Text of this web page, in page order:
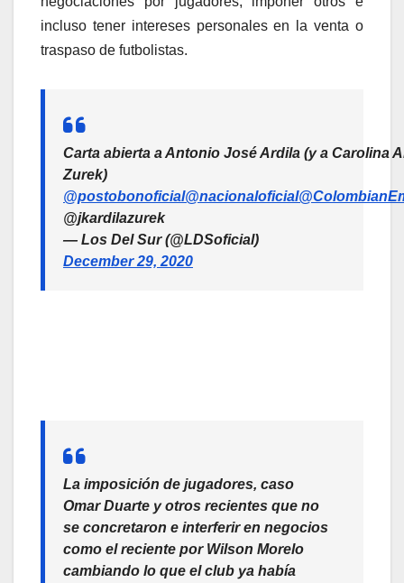
incluso tener intereses personales en la venta o
traspaso de futbolistas.
Carta abierta a Antonio José Ardila (y a Carolina
Zurek)
@postobonoficial@nacionaloficial
@jkardilazurek
— Los Del Sur (@LDSoficial)
December 29, 2020
La imposición de jugadores, caso
Omar Duarte y otros recientes que no
se concretaron e interferir en negocios
como el reciente por Wilson Morelo
cambiando lo que el club ya había